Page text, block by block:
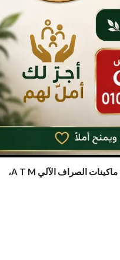
وأوضح اللواء جمال عوض رئيس الهيئة أنه سيتم اتاحة صرف المعاش اعتبارًا من يوم الأحد 24/5/2026 من خلال ماكينات الصراف الآلي A T M،